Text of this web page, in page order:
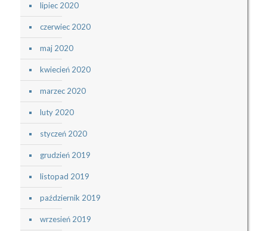
lipiec 2020
czerwiec 2020
maj 2020
kwiecień 2020
marzec 2020
luty 2020
styczeń 2020
grudzień 2019
listopad 2019
październik 2019
wrzesień 2019